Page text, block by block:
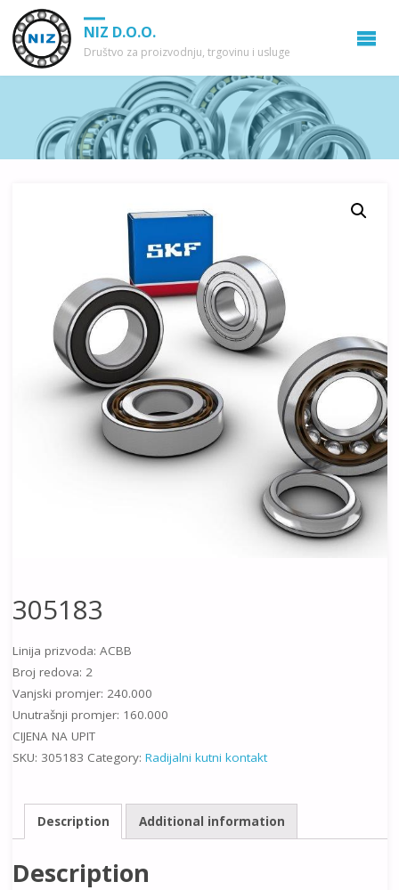
NIZ D.O.O.
Društvo za proizvodnju, trgovinu i usluge
305183
Linija prizvoda: ACBB
Broj redova: 2
Vanjski promjer: 240.000
Unutrašnji promjer: 160.000
CIJENA NA UPIT
SKU: 305183 Category: Radijalni kutni kontakt
Description Additional information
Description